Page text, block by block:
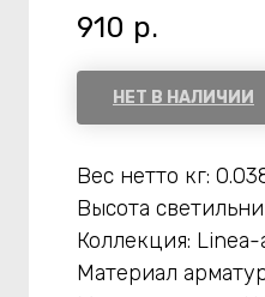
910 р.
НЕТ В НАЛИЧИИ
Вес нетто кг:
Высота
Коллекция:
Материал